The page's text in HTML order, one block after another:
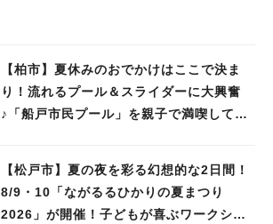
【柏市】夏休みのおでかけはここで決ま
り！流れるプール＆スライダーに大興奮
♪「船戸市民プール」を親子で満喫してき
【松戸市】夏の夜を彩る幻想的な2日間！
8/9・10「ながるるひかりの夏まつり
2026」が開催！子どもが喜ぶワークショ